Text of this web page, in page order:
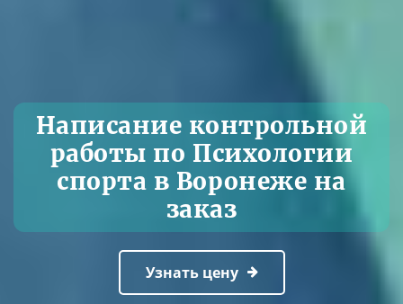
Написание контрольной
работы по Психологии
спорта в Воронеже на
заказ
Узнать цену